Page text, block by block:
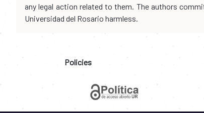
any legal action related to them. The authors
Universidad del Rosario harmless.
Policies